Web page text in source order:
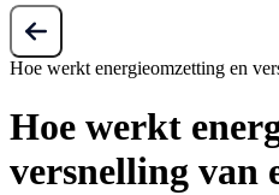
Hoe werkt energieomzetting en
Hoe werkt
versnelling van